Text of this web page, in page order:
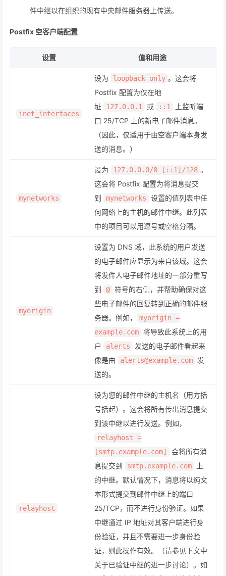
件中继以在组织的现有中央邮件服务器上传送。
Postfix 空客户端配置
设置 值和用途
inet_interfaces
设为 loopback-only 。这会将
Postfix 配置为仅在地
址
127.0.0.1 或 ::1
上监听端
口 25/TCP 上的新电子邮件消息。
（因此，仅适用于由空客户端本身发
送的消息。）
mynetworks
设为 127.0.0.0/8 [::1]/128 。
这会将 Postfix 配置为将消息提交
到
mynetworks
设置的值列表中任
何网络上的主机的邮件中继。此列表
中的项目可以用逗号或空格分隔。
myorigin
设置为 DNS 域，此系统的用户发送
的电子邮件应显示为来自该域。这会
将发件人电子邮件地址的一部分重写
到
@ 符号的右侧，并帮助确保对这
些电子邮件的回复转到正确的邮件服
务器。例如，
myorigin =
example.com 将导致此系统上的用
户
alerts
发送的电子邮件看起来
像是由
alerts@example.com
发
送的。
relayhost
设为您的邮件中继的主机名（用方括
号括起）。这会将所有传出消息提交
到该中继以进行发送。例如，
relayhost =
[smtp.example.com]
会将所有消
息提交到
smtp.example.com
上
的中继。默认情况下，消息将以纯文
本形式提交到邮件中继上的端口
25/TCP，而不进行身份验证。如果
中继通过 IP 地址对其客户端进行身
份验证，并且不需要进一步身份验
证，则此操作有效。（请参见下文中
关于已验证中继的进一步讨论）。如